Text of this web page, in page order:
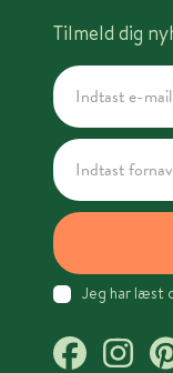
Tilmeld dig
Jeg har læst